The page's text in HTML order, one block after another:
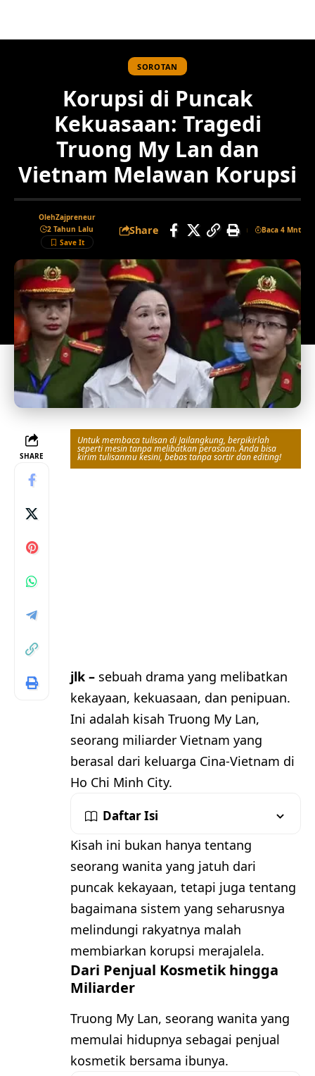
SOROTAN
Korupsi di Puncak
Kekuasaan: Tragedi
Truong My Lan dan
Vietnam Melawan Korupsi
OlehZajpreneur
2 Tahun Lalu
Share Baca 4 Mnt
SHARE
Untuk membaca tulisan di Jailangkung, berpikirlah
seperti mesin tanpa melibatkan perasaan. Anda bisa
kirim tulisanmu kesini, bebas tanpa sortir dan editing!
jlk – sebuah drama yang melibatkan
kekayaan, kekuasaan, dan penipuan.
Ini adalah kisah Truong My Lan,
seorang miliarder Vietnam yang
berasal dari keluarga Cina-Vietnam di
Ho Chi Minh City.
Daftar Isi
Kisah ini bukan hanya tentang
seorang wanita yang jatuh dari
puncak kekayaan, tetapi juga tentang
bagaimana sistem yang seharusnya
melindungi rakyatnya malah
membiarkan korupsi merajalela.
Dari Penjual Kosmetik hingga
Miliarder
Truong My Lan, seorang wanita yang
memulai hidupnya sebagai penjual
kosmetik bersama ibunya.